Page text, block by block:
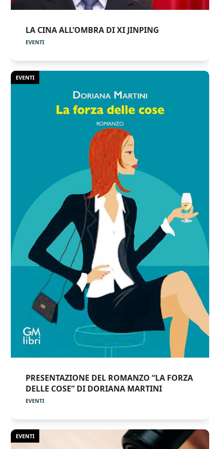
LA CINA ALL’OMBRA DI XI JINPING
EVENTI
EVENTI
PRESENTAZIONE DEL ROMANZO “LA FORZA
DELLE COSE” DI DORIANA MARTINI
EVENTI
EVENTI